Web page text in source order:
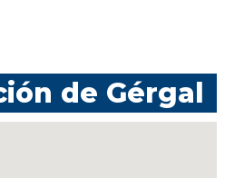
de Gérgal